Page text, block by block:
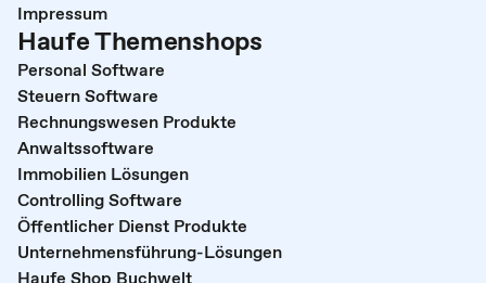
Impressum
Haufe Themenshops
Personal Software
Steuern Software
Rechnungswesen Produkte
Anwaltssoftware
Immobilien Lösungen
Controlling Software
Öffentlicher Dienst Produkte
Unternehmensführung-Lösungen
Haufe Shop Buchwelt